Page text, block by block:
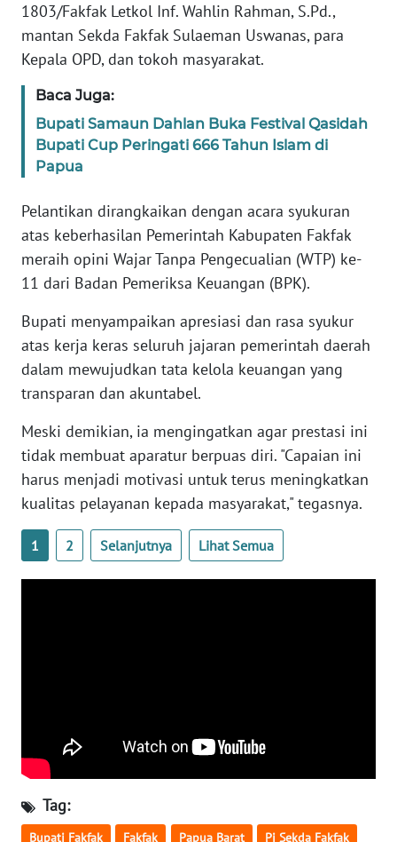
1803/Fakfak Letkol Inf. Wahlin Rahman, S.Pd.,
mantan Sekda Fakfak Sulaeman Uswanas, para
Kepala OPD, dan tokoh masyarakat.
Baca Juga:
Bupati Samaun Dahlan Buka Festival Qasidah
Bupati Cup Peringati 666 Tahun Islam di
Papua
Pelantikan dirangkaikan dengan acara syukuran
atas keberhasilan Pemerintah Kabupaten Fakfak
meraih opini Wajar Tanpa Pengecualian (WTP) ke-
11 dari Badan Pemeriksa Keuangan (BPK).
Bupati menyampaikan apresiasi dan rasa syukur
atas kerja keras seluruh jajaran pemerintah daerah
dalam mewujudkan tata kelola keuangan yang
transparan dan akuntabel.
Meski demikian, ia mengingatkan agar prestasi ini
tidak membuat aparatur berpuas diri. "Capaian ini
harus menjadi motivasi untuk terus meningkatkan
kualitas pelayanan kepada masyarakat," tegasnya.
1 2 Selanjutnya Lihat Semua
Tag:
Bupati Fakfak Fakfak Papua Barat Pj Sekda Fakfak
WN
RIAU
WN
WN
JAMBI
WN
SULTRA
WN
WN
SULTENG
SULBAR
WN
BABEL
WN
WN
LAMPUNG
WN
JATENG